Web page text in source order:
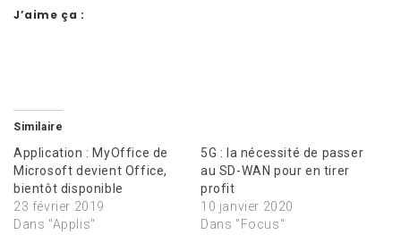
J’aime ça :
Similaire
Application : MyOffice de
Microsoft devient Office,
bientôt disponible
23 février 2019
Dans "Applis"
5G : la nécessité de passer
au SD-WAN pour en tirer
profit
10 janvier 2020
Dans "Focus"